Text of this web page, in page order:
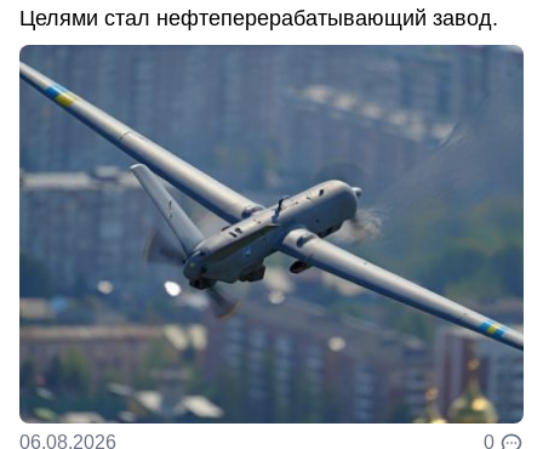
Целями стал нефтеперерабатывающий завод.
06.08.2026 0